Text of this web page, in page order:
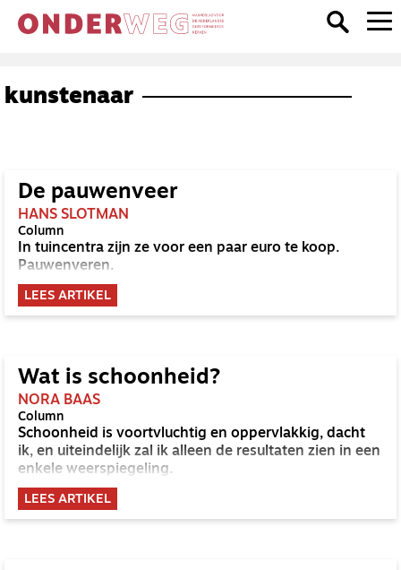
kunstenaar
De pauwenveer
HANS SLOTMAN
Column
In tuincentra zijn ze voor een paar euro te koop.
Pauwenveren.
LEES ARTIKEL
Wat is schoonheid?
NORA BAAS
Column
Schoonheid is voortvluchtig en oppervlakkig, dacht
ik, en uiteindelijk zal ik alleen de resultaten zien in een
enkele weerspiegeling.
LEES ARTIKEL